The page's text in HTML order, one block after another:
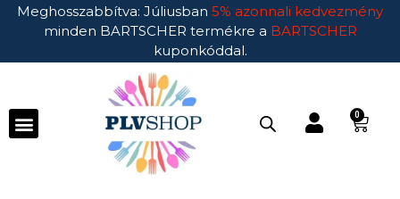
Meghosszabbítva: Júliusban 5% azonnali kedvezmény
minden BARTSCHER termékre a BARTSCHER
kuponkóddal.
0